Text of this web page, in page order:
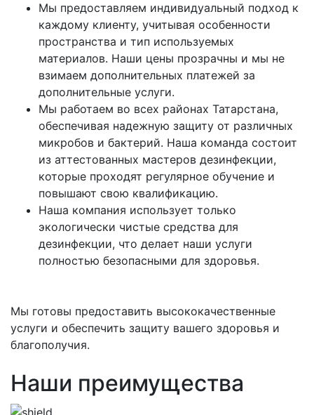
Мы предоставляем индивидуальный подход к
каждому клиенту, учитывая особенности
пространства и тип используемых
материалов. Наши цены прозрачны и мы не
взимаем дополнительных платежей за
дополнительные услуги.
Мы работаем во всех районах Татарстана,
обеспечивая надежную защиту от различных
микробов и бактерий. Наша команда состоит
из аттестованных мастеров дезинфекции,
которые проходят регулярное обучение и
повышают свою квалификацию.
Наша компания использует только
экологически чистые средства для
дезинфекции, что делает наши услуги
полностью безопасными для здоровья.
Мы готовы предоставить высококачественные
услуги и обеспечить защиту вашего здоровья и
благополучия.
Наши преимущества